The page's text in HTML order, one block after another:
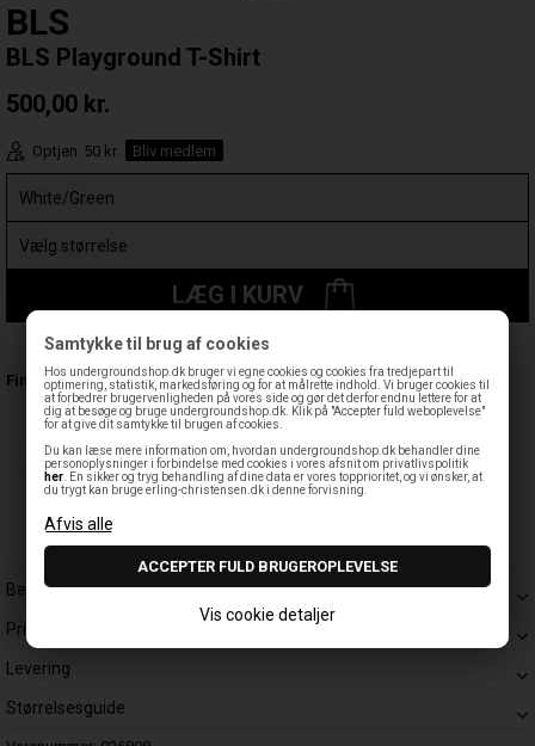
Samtykke til brug af cookies
Hos undergroundshop.dk bruger vi egne cookies og cookies fra tredjepart til
optimering, statistik, markedsføring og for at målrette indhold. Vi bruger cookies til
at forbedrer brugervenligheden på vores side og gør det derfor endnu lettere for at
dig at besøge og bruge undergroundshop.dk. Klik på "Accepter fuld weboplevelse"
for at give dit samtykke til brugen af cookies.
Du kan læse mere information om, hvordan undergroundshop.dk behandler dine
personoplysninger i forbindelse med cookies i vores afsnit om privatlivspolitik
her . En sikker og tryg behandling af dine data er vores topprioritet, og vi ønsker, at
du trygt kan bruge erling-christensen.dk i denne forvisning.
Vis cookie detaljer
BLS
BLS Playground T-Shirt
500,00 kr.
Optjen 50 kr. Bliv medlem
LÆG I KURV
Leveringstid: 1-3 hverdage
Findes også:
Beskrivelse
Prisgaranti
Levering
Størrelsesguide